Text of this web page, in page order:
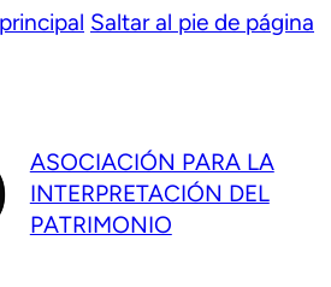
Saltar al pie de página
ASOCIACIÓN PARA LA
INTERPRETACIÓN DEL
PATRIMONIO